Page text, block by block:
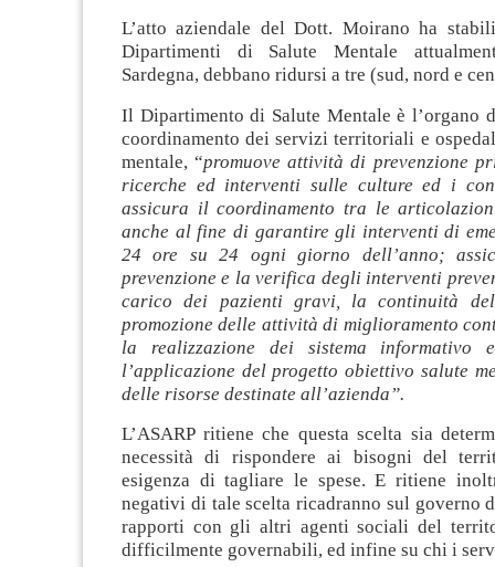
L’atto aziendale del Dott. Moirano ha
Dipartimenti di Salute Mentale
Sardegna, debbano ridursi a tre (sud, nord e
Il Dipartimento di Salute Mentale è l’organo
coordinamento dei servizi territoriali e
mentale, “promuove attività di prevenzione
ricerche ed interventi sulle culture ed i
assicura il coordinamento tra le
anche al fine di garantire gli interventi di
24 ore su 24 ogni giorno dell’anno;
prevenzione e la verifica degli interventi
carico dei pazienti gravi, la continuità
promozione delle attività di miglioramento
la realizzazione dei sistema informativo
l’applicazione del progetto obiettivo salute
delle risorse destinate all’azienda”.
L’ASARP ritiene che questa scelta sia
necessità di rispondere ai bisogni del
esigenza di tagliare le spese. E ritiene
negativi di tale scelta ricadranno sul governo
rapporti con gli altri agenti sociali del
difficilmente governabili, ed infine su chi i